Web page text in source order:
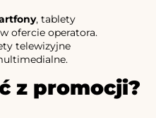
, tablety
ofercie operatora.
telewizyjne
z promocji?